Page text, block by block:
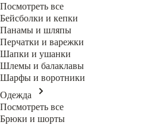
Посмотреть все
Бейсболки и кепки
Панамы и шляпы
Перчатки и варежки
Шапки и ушанки
Шлемы и балаклавы
Шарфы и воротники
Одежда
Посмотреть все
Брюки и шорты